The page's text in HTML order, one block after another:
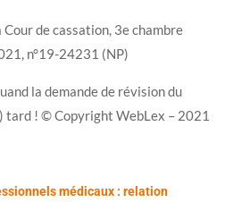
de cassation, 3e chambre
n°19-24231 (NP)
la demande de révision du
tard ! © Copyright WebLex – 2021
médicaux : relation